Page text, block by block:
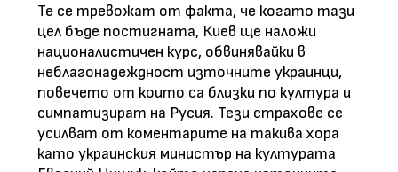
Те се тревожат от факта, че когато тази
цел бъде постигната, Киев ще наложи
националистичен курс, обвинявайки в
неблагонадеждност източните украинци,
повечето от които са близки по култура и
симпатизират на Русия. Тези страхове се
усилват от коментарите на такива хора
като украинския министър на културата